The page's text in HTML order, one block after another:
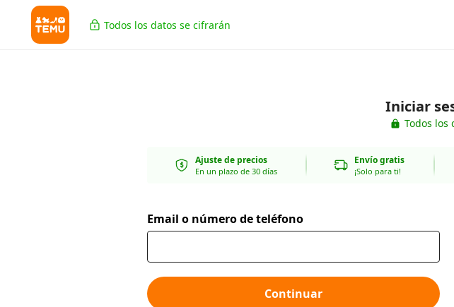
Todos los datos se cifrarán
Iniciar
Todos los
Ajuste de precios
En un plazo de 30 días
Envío gratis
¡Solo para ti!
Email o número de teléfono
Continuar